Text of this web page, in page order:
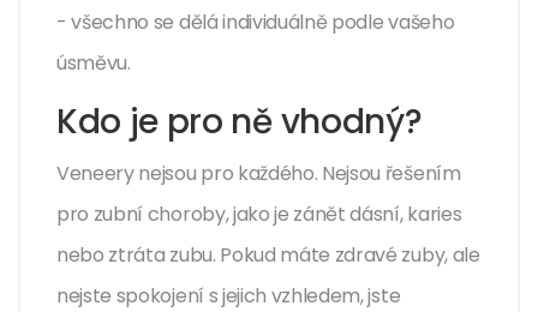
- všechno se dělá individuálně podle vašeho
úsměvu.
Kdo je pro ně vhodný?
Veneery nejsou pro každého. Nejsou řešením
pro zubní choroby, jako je zánět dásní, karies
nebo ztráta zubu. Pokud máte zdravé zuby, ale
nejste spokojení s jejich vzhledem, jste